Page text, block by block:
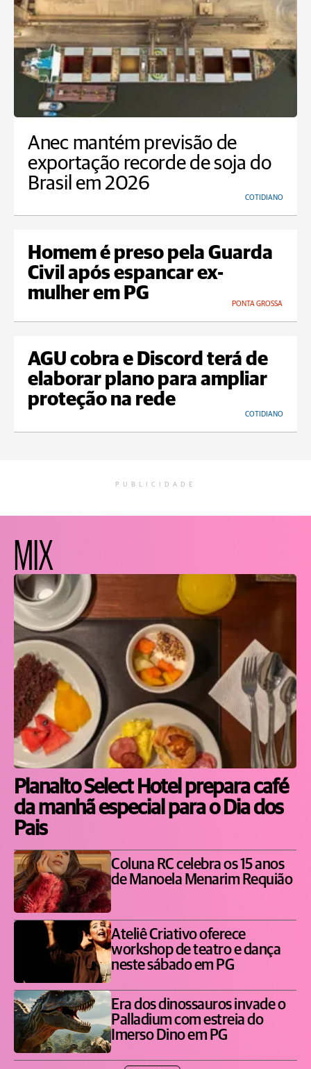
Anec mantém previsão de
exportação recorde de soja do
Brasil em 2026
COTIDIANO
Homem é preso pela Guarda
Civil após espancar ex-
mulher em PG
PONTA GROSSA
AGU cobra e Discord terá de
elaborar plano para ampliar
proteção na rede
COTIDIANO
PUBLICIDADE
MIX
Planalto Select Hotel prepara café
da manhã especial para o Dia dos
Pais
Coluna RC celebra os 15 anos
de Manoela Menarim Requião
Ateliê Criativo oferece
workshop de teatro e dança
neste sábado em PG
Era dos dinossauros invade o
Palladium com estreia do
Imerso Dino em PG